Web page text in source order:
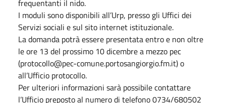
frequentanti il nido.
I moduli sono disponibili all’Urp, presso gli Uffici dei
Servizi sociali e sul sito internet istituzionale.
La domanda potrà essere presentata entro e non oltre
le ore 13 del prossimo 10 dicembre a mezzo pec
(protocollo@pec-comune.portosangiorgio.fm.it) o
all’Ufficio protocollo.
Per ulteriori informazioni sarà possibile contattare
l’Ufficio preposto al numero di telefono 0734/680502